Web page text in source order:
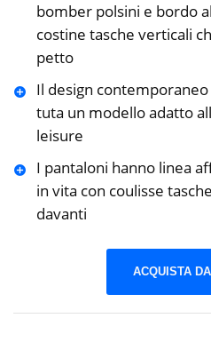
bomber polsini e bordo
costine tasche verticali
petto
Il design
tuta un modello adatto
leisure
I pantaloni hanno linea
in vita con coulisse
davanti
ACQUISTA